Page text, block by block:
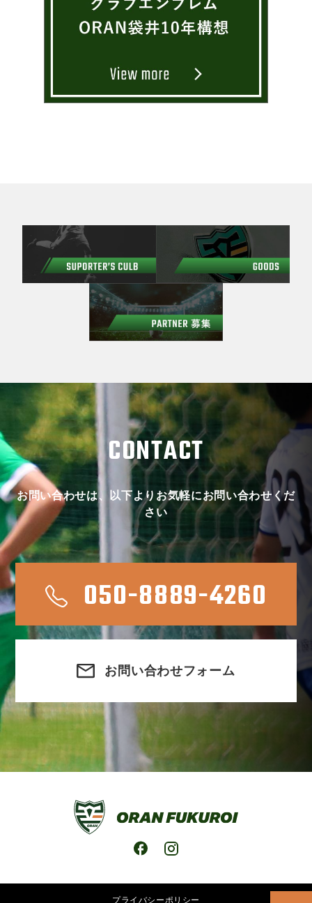
CONTACT
お問い合わせは、以下よりお気軽にお問い合わせくだ
さい
050-8889-4260
お問い合わせフォーム
プライバシーポリシー